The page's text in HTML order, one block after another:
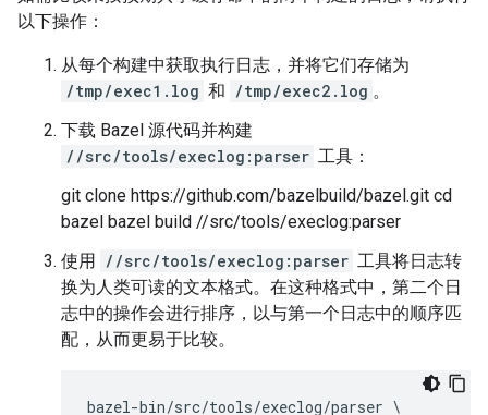
以下操作：
从每个构建中获取执行日志，并将它们存储为
/tmp/exec1.log 和 /tmp/exec2.log 。
下载 Bazel 源代码并构建
//src/tools/execlog:parser 工具：
git clone https://github.com/bazelbuild/bazel.git cd
bazel bazel build //src/tools/execlog:parser
使用 //src/tools/execlog:parser 工具将日志转
换为人类可读的文本格式。在这种格式中，第二个日
志中的操作会进行排序，以与第一个日志中的顺序匹
配，从而更易于比较。
bazel-bin/src/tools/execlog/parser